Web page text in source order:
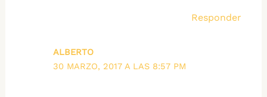
Responder
ALBERTO
30 MARZO, 2017 A LAS 8:57 PM